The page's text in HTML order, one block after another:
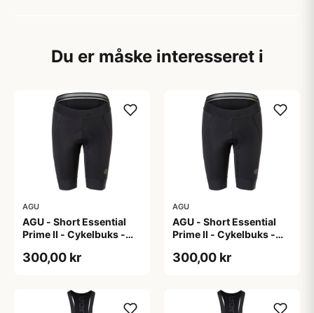
Du er måske interesseret i
AGU
AGU - Short Essential
Prime II - Cykelbuks -
300,00 kr
AGU
AGU - Short Essential
Prime II - Cykelbuks -
300,00 kr